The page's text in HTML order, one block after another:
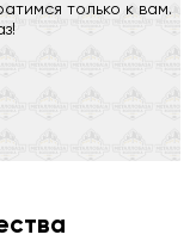
только к вам.